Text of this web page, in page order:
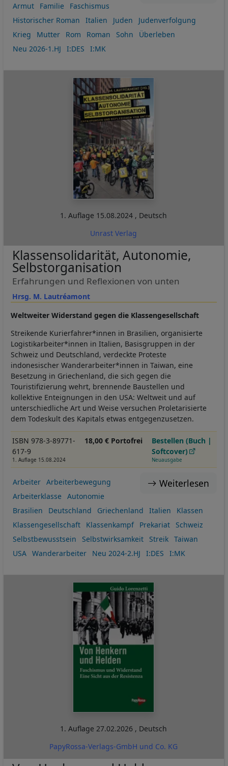
Armut
Familie
Faschismus
Historischer Roman
Italien Juden
Judenverfolgung
Krieg
Mutter Rom Roman Sohn
Überleben
Neu 2026-1.HJ
I:DES I:MK
1. Auflage 15.08.2024 , Deutsch
Unrast Verlag
Hrsg. M. Lautréamont
Klassensolidarität, Autonomie,
Selbstorganisation
Erfahrungen und Reflexionen von unten
Weltweiter Widerstand gegen die Klassengesellschaft
Streikende Kurierfahrer*innen in Brasilien, organisierte
Logistikarbeiter*innen in Italien, Basisgruppen in der
Schweiz und Deutschland, verdeckte Proteste
indonesischer Wanderarbeiter*innen in Taiwan, eine
Besetzung in Griechenland, die sich gegen die
Touristifizierung wehrt, brennende Baustellen und
kollektive Enteignungen in den USA: Weltweit und auf
unterschiedliche Art und Weise versuchen Proletarisierte
dem Todeskult des Kapitals etwas entgegenzusetzen.
ISBN 978-3-89771-
617-9
1. Auflage 15.08.2024
18,00 € Portofrei
Bestellen (Buch |
Softcover)
Neuausgabe
Weiterlesen
Arbeiter
Arbeiterbewegung
Arbeiterklasse
Autonomie
Brasilien
Deutschland Griechenland Italien
Klassen
Klassengesellschaft
Klassenkampf Prekariat
Schweiz
Selbstbewusstsein
Selbstwirksamkeit Streik
Taiwan
USA
Wanderarbeiter Neu 2024-2.HJ I:DES I:MK
1. Auflage 27.02.2026 , Deutsch
PapyRossa-Verlags-GmbH und Co. KG